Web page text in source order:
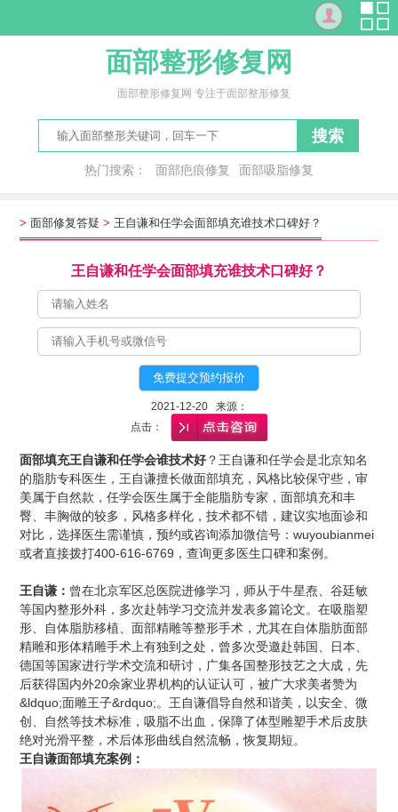
面部整形修复网
面部整形修复网 专注于面部整形修复
搜索
热门搜索： 面部疤痕修复
面部吸脂修复
>面部修复答疑 > 王自谦和任学会面部填充谁技术口碑好？
王自谦和任学会面部填充谁技术口碑好？
2021-12-20 来源：
点击：
面部填充王自谦和任学会谁技术好？王自谦和任学会是北京知名
的脂肪专科医生，王自谦擅长做面部填充，风格比较保守些，审
美属于自然款，任学会医生属于全能脂肪专家，面部填充和丰
臀、丰胸做的较多，风格多样化，技术都不错，建议实地面诊和
对比，选择医生需谨慎，预约或咨询添加微信号：wuyoubianmei
或者直接拨打400-616-6769，查询更多医生口碑和案例。
王自谦 ： 曾在北京军区总医院进修学习，师从于牛星焘、谷廷敏
等国内整形外科，多次赴韩学习交流并发表多篇论文。在吸脂塑
形、自体脂肪移植、面部精雕等整形手术，尤其在自体脂肪面部
精雕和形体精雕手术上有独到之处，曾多次受邀赴韩国、日本、
德国等国家进行学术交流和研讨，广集各国整形技艺之大成，先
后获得国内外20余家业界机构的认证认可，被广大求美者赞为
&ldquo;面雕王子&rdquo;。王自谦倡导自然和谐美，以安全、微
创、自然等技术标准，吸脂不出血，保障了体型雕塑手术后皮肤
绝对光滑平整，术后体形曲线自然流畅，恢复期短。
王自谦面部填充案例：